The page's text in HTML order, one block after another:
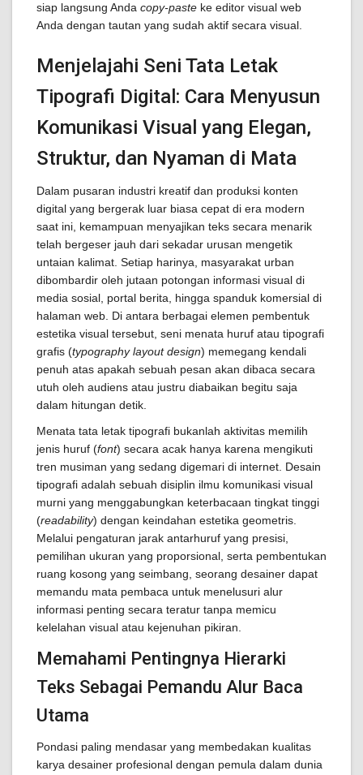
siap langsung Anda copy-paste ke editor visual web
Anda dengan tautan yang sudah aktif secara visual.
Menjelajahi Seni Tata Letak
Tipografi Digital: Cara Menyusun
Komunikasi Visual yang Elegan,
Struktur, dan Nyaman di Mata
Dalam pusaran industri kreatif dan produksi konten
digital yang bergerak luar biasa cepat di era modern
saat ini, kemampuan menyajikan teks secara menarik
telah bergeser jauh dari sekadar urusan mengetik
untaian kalimat. Setiap harinya, masyarakat urban
dibombardir oleh jutaan potongan informasi visual di
media sosial, portal berita, hingga spanduk komersial di
halaman web. Di antara berbagai elemen pembentuk
estetika visual tersebut, seni menata huruf atau tipografi
grafis (typography layout design) memegang kendali
penuh atas apakah sebuah pesan akan dibaca secara
utuh oleh audiens atau justru diabaikan begitu saja
dalam hitungan detik.
Menata tata letak tipografi bukanlah aktivitas memilih
jenis huruf (font) secara acak hanya karena mengikuti
tren musiman yang sedang digemari di internet. Desain
tipografi adalah sebuah disiplin ilmu komunikasi visual
murni yang menggabungkan keterbacaan tingkat tinggi
(readability) dengan keindahan estetika geometris.
Melalui pengaturan jarak antarhuruf yang presisi,
pemilihan ukuran yang proporsional, serta pembentukan
ruang kosong yang seimbang, seorang desainer dapat
memandu mata pembaca untuk menelusuri alur
informasi penting secara teratur tanpa memicu
kelelahan visual atau kejenuhan pikiran.
Memahami Pentingnya Hierarki
Teks Sebagai Pemandu Alur Baca
Utama
Pondasi paling mendasar yang membedakan kualitas
karya desainer profesional dengan pemula dalam dunia